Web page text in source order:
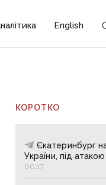
English
КОРОТКО
Єкатеринбург
України, під
06:17